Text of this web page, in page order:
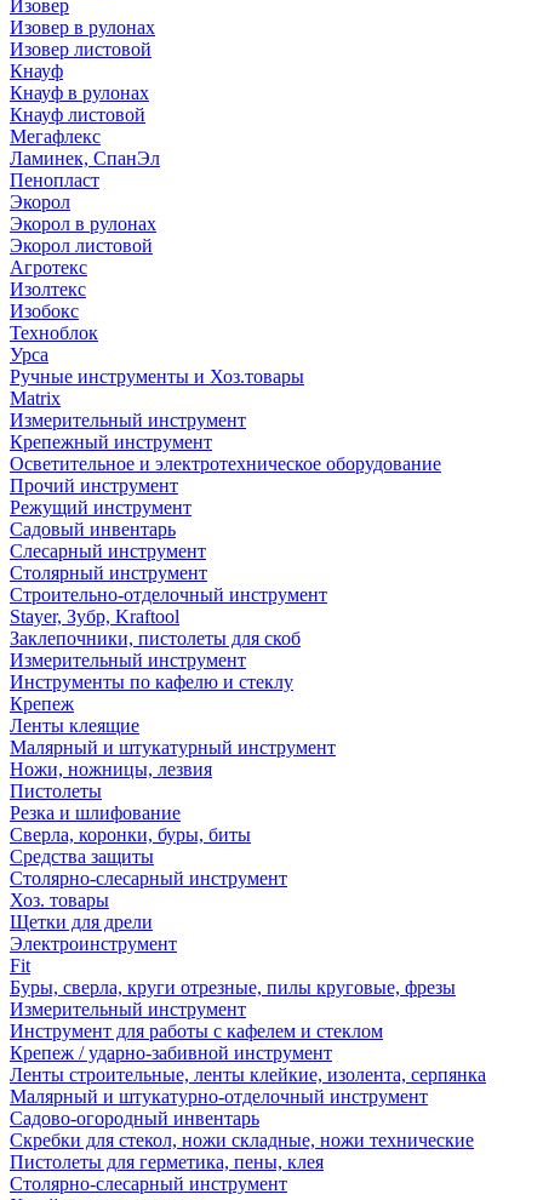
Изовер
Изовер в рулонах
Изовер листовой
Кнауф
Кнауф в рулонах
Кнауф листовой
Мегафлекс
Ламинек, СпанЭл
Пенопласт
Экорол
Экорол в рулонах
Экорол листовой
Агротекс
Изолтекс
Изобокс
Техноблок
Урса
Ручные инструменты и Хоз.товары
Matrix
Измерительный инструмент
Крепежный инструмент
Осветительное и электротехническое оборудование
Прочий инструмент
Режущий инструмент
Садовый инвентарь
Слесарный инструмент
Столярный инструмент
Строительно-отделочный инструмент
Stayer, Зубр, Kraftool
Заклепочники, пистолеты для скоб
Измерительный инструмент
Инструменты по кафелю и стеклу
Крепеж
Ленты клеящие
Малярный и штукатурный инструмент
Ножи, ножницы, лезвия
Пистолеты
Резка и шлифование
Сверла, коронки, буры, биты
Средства защиты
Столярно-слесарный инструмент
Хоз. товары
Щетки для дрели
Электроинструмент
Fit
Буры, сверла, круги отрезные, пилы круговые, фрезы
Измерительный инструмент
Инструмент для работы с кафелем и стеклом
Крепеж / ударно-забивной инструмент
Ленты строительные, ленты клейкие, изолента, серпянка
Малярный и штукатурно-отделочный инструмент
Садово-огородный инвентарь
Скребки для стекол, ножи складные, ножи технические
Пистолеты для герметика, пены, клея
Столярно-слесарный инструмент